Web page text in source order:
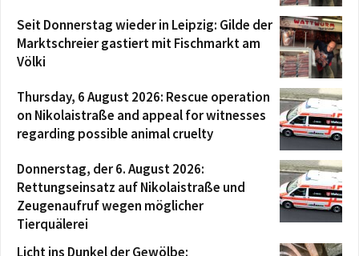
Seit Donnerstag wieder in Leipzig: Gilde der
Marktschreier gastiert mit Fischmarkt am
Völki
Thursday, 6 August 2026: Rescue operation
on Nikolaistraße and appeal for witnesses
regarding possible animal cruelty
Donnerstag, der 6. August 2026:
Rettungseinsatz auf Nikolaistraße und
Zeugenaufruf wegen möglicher
Tierquälerei
Licht ins Dunkel der Gewölbe: